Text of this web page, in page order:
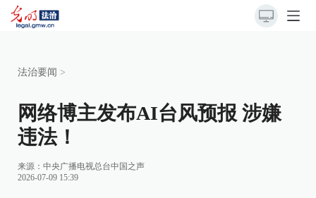
法治要闻 >
网络博主发布AI台风预报 涉嫌
违法！
来源： 中央广播电视总台中国之声
2026-07-09 15:39